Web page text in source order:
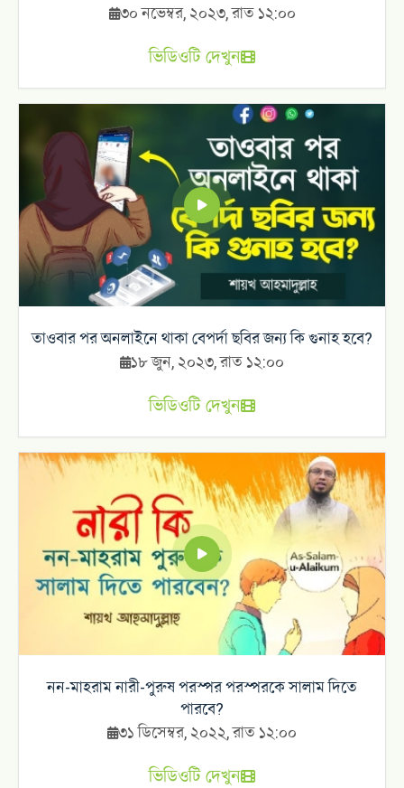
৩০ নভেম্বর, ২০২৩, রাত ১২:০০
ভিডিওটি দেখুন
তাওবার পর অনলাইনে থাকা বেপর্দা ছবির জন্য কি গুনাহ হবে?
১৮ জুন, ২০২৩, রাত ১২:০০
ভিডিওটি দেখুন
নন-মাহরাম নারী-পুরুষ পরস্পর পরস্পরকে সালাম দিতে
পারবে?
৩১ ডিসেম্বর, ২০২২, রাত ১২:০০
ভিডিওটি দেখুন